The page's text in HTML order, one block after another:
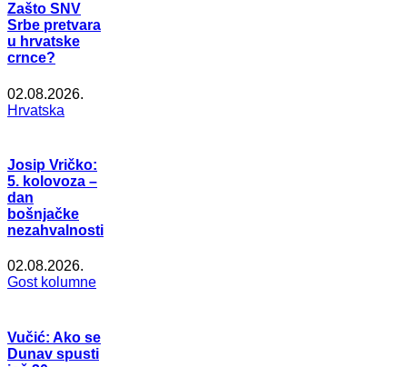
Zašto SNV
Srbe pretvara
u hrvatske
crnce?
02.08.2026.
Hrvatska
Josip Vričko:
5. kolovoza –
dan
bošnjačke
nezahvalnosti
02.08.2026.
Gost kolumne
Vučić: Ako se
Dunav spusti